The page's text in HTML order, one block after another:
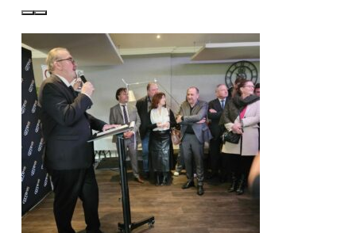
Activez pour voir l’image en plus grand.